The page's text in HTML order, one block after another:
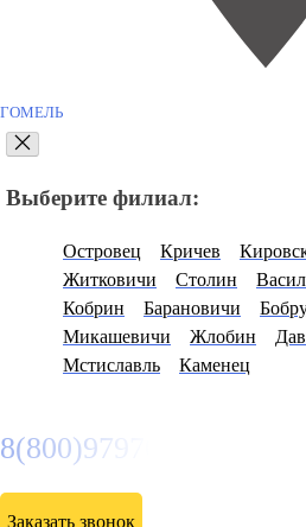
ГОМЕЛЬ
Выберите филиал:
Островец Кричев
Житковичи
Столин
Кобрин
Барановичи
Микашевичи
Жлобин
Мстиславль
Каменец
8(800)9797043
Заказать звонок